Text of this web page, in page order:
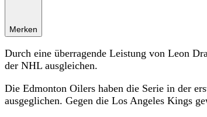
Merken
Durch eine überragende Leistung von Leon
der NHL ausgleichen.
Die Edmonton Oilers haben die Serie in der
ausgeglichen. Gegen die Los Angeles Kings